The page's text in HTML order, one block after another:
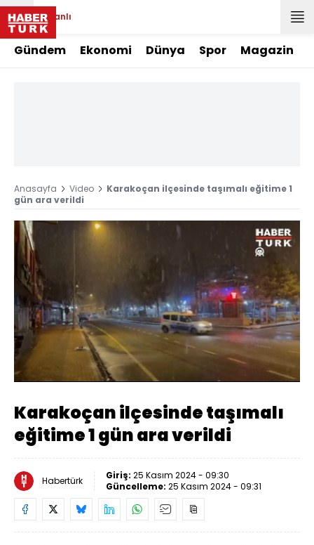
Canlı
Gündem Ekonomi Dünya Spor Magazin
Anasayfa Video
Karakoçan ilçesinde taşımalı eğitime 1
gün ara verildi
Aç
Yüklendi :
100.00%
Oynatma
Hızı
Karakoçan ilçesinde taşımalı
eğitime 1 gün ara verildi
Habertürk Giriş: 25 Kasım 2024 - 09:30
Güncelleme: 25 Kasım 2024 - 09:31